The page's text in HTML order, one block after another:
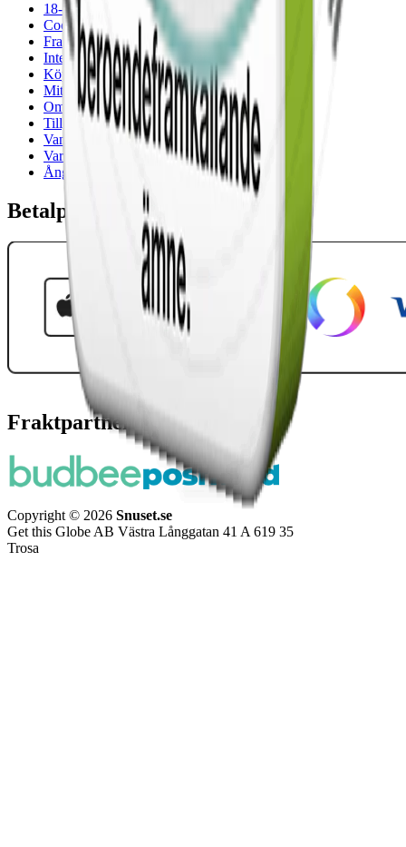
18-årsgräns
Cookiepolicy
Frakt- och leveransvillkor
Integritetspolicy
Köpvillkor
Mitt konto
Om Snuset.se
Tillgänglighetsredogörelse
Vanliga frågor
Varumärken
Ånger
Betalpartner
Fraktpartners
Copyright © 2026 Snuset.se
Get this Globe AB Västra Långgatan 41 A 619 35
Trosa